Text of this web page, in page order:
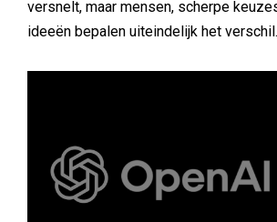
versnelt, maar mensen, scherpe
ideeën bepalen uiteindelijk het verschil.